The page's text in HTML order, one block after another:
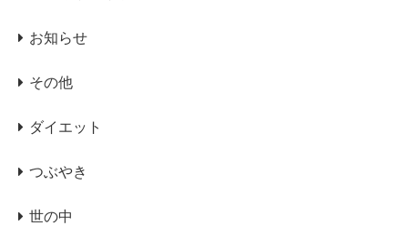
お知らせ
その他
ダイエット
つぶやき
世の中